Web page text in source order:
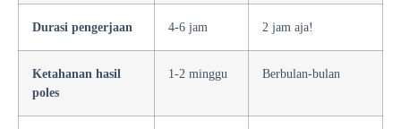
Durasi pengerjaan 4-6 jam 2 jam aja!
Ketahanan hasil
poles
1-2 minggu Berbulan-bulan